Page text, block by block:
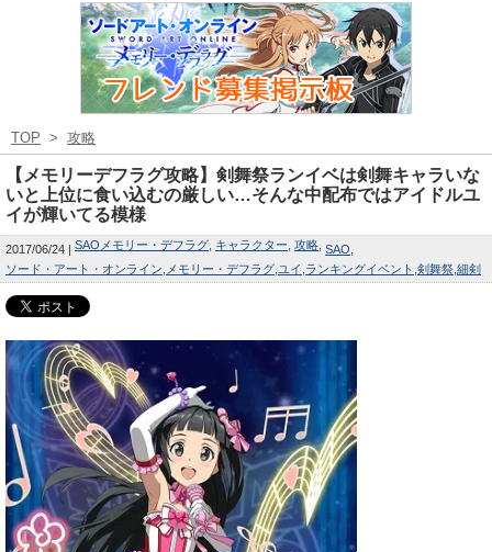
TOP > 攻略
【メモリーデフラグ攻略】剣舞祭ランイベは剣舞キャラいな
いと上位に食い込むの厳しい…そんな中配布ではアイドルユ
イが輝いてる模様
2017/06/24 SAOメモリー・デフラグ キャラクター 攻略 SAO
ソード・アート・オンライン メモリー・デフラグ ユイ ランキングイベント 剣舞祭 細剣